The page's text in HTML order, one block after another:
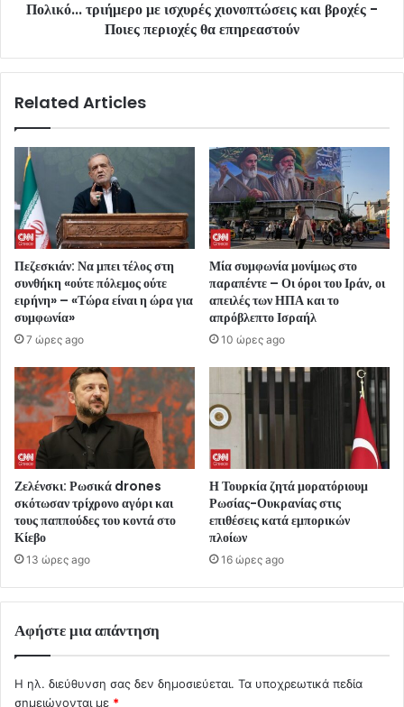
Πολικό... τριήμερο με ισχυρές χιονοπτώσεις και βροχές -
Ποιες περιοχές θα επηρεαστούν
Related Articles
Πεζεσκιάν: Να μπει τέλος στη
συνθήκη «ούτε πόλεμος ούτε
ειρήνη» – «Τώρα είναι η ώρα για
συμφωνία»
7 ώρες ago
Μία συμφωνία μονίμως στο
παραπέντε – Οι όροι του Ιράν, οι
απειλές των ΗΠΑ και το
απρόβλεπτο Ισραήλ
10 ώρες ago
Ζελένσκι: Ρωσικά drones
σκότωσαν τρίχρονο αγόρι και
τους παππούδες του κοντά στο
Κίεβο
13 ώρες ago
Η Τουρκία ζητά μορατόριουμ
Ρωσίας-Ουκρανίας στις
επιθέσεις κατά εμπορικών
πλοίων
16 ώρες ago
Αφήστε μια απάντηση
Η ηλ. διεύθυνση σας δεν δημοσιεύεται. Τα υποχρεωτικά πεδία
σημειώνονται με *